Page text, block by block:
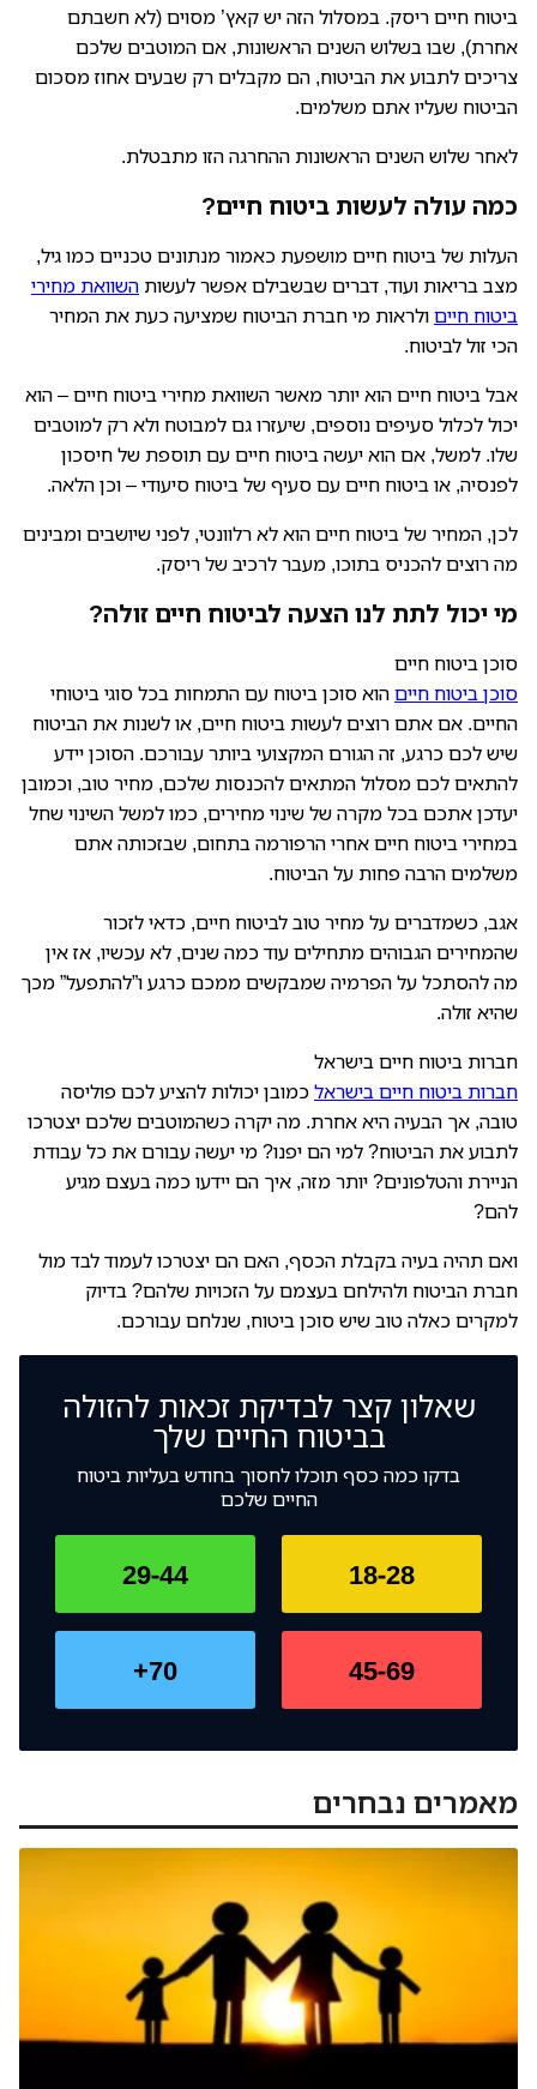
ביטוח חיים ריסק. במסלול הזה יש קאץ’ מסוים (לא חשבתם
אחרת), שבו בשלוש השנים הראשונות, אם המוטבים שלכם
צריכים לתבוע את הביטוח, הם מקבלים רק שבעים אחוז מסכום
הביטוח שעליו אתם משלמים.
לאחר שלוש השנים הראשונות ההחרגה הזו מתבטלת.
כמה עולה לעשות ביטוח חיים?
העלות של ביטוח חיים מושפעת כאמור מנתונים טכניים כמו גיל,
מצב בריאות ועוד, דברים שבשבילם אפשר לעשות השוואת מחירי
ביטוח חייםולראות מי חברת הביטוח שמציעה כעת את המחיר
הכי זול לביטוח.
אבל ביטוח חיים הוא יותר מאשר השוואת מחירי ביטוח חיים – הוא
יכול לכלול סעיפים נוספים, שיעזרו גם למבוטח ולא רק למוטבים
שלו. למשל, אם הוא יעשה ביטוח חיים עם תוספת של חיסכון
לפנסיה, או ביטוח חיים עם סעיף של ביטוח סיעודי – וכן הלאה.
לכן, המחיר של ביטוח חיים הוא לא רלוונטי, לפני שיושבים ומבינים
מה רוצים להכניס בתוכו, מעבר לרכיב של ריסק.
מי יכול לתת לנו הצעה לביטוח חיים זולה?
סוכן ביטוח חיים
סוכן ביטוח חייםהוא סוכן ביטוח עם התמחות בכל סוגי ביטוחי
החיים. אם אתם רוצים לעשות ביטוח חיים, או לשנות את הביטוח
שיש לכם כרגע, זה הגורם המקצועי ביותר עבורכם. הסוכן יידע
להתאים לכם מסלול המתאים להכנסות שלכם, מחיר טוב, וכמובן
יעדכן אתכם בכל מקרה של שינוי מחירים, כמו למשל השינוי שחל
במחירי ביטוח חיים אחרי הרפורמה בתחום, שבזכותה אתם
משלמים הרבה פחות על הביטוח.
אגב, כשמדברים על מחיר טוב לביטוח חיים, כדאי לזכור
שהמחירים הגבוהים מתחילים עוד כמה שנים, לא עכשיו, אז אין
מה להסתכל על הפרמיה שמבקשים ממכם כרגע ו”להתפעל” מכך
שהיא זולה.
חברות ביטוח חיים בישראל
חברות ביטוח חיים בישראלכמובן יכולות להציע לכם פוליסה
טובה, אך הבעיה היא אחרת. מה יקרה כשהמוטבים שלכם יצטרכו
לתבוע את הביטוח? למי הם יפנו? מי יעשה עבורם את כל עבודת
הניירת והטלפונים? יותר מזה, איך הם יידעו כמה בעצם מגיע
להם?
ואם תהיה בעיה בקבלת הכסף, האם הם יצטרכו לעמוד לבד מול
חברת הביטוח ולהילחם בעצמם על הזכויות שלהם? בדיוק
למקרים כאלה טוב שיש סוכן ביטוח, שנלחם עבורכם.
שאלון קצר לבדיקת זכאות להזולה
בביטוח החיים שלך
בדקו כמה כסף תוכלו לחסוך בחודש בעליות ביטוח
החיים שלכם
18-28
29-44
45-69
70+
מאמרים נבחרים